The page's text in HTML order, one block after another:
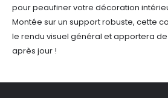
pour peaufiner votre décoration
Montée sur un support robuste, cette
le rendu visuel général et apportera
après jour !